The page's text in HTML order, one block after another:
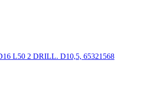
L50 2 DRILL. D10,5, 65321568